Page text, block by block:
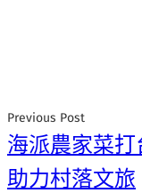
Previous Post
海派農家菜
助力村落文旅